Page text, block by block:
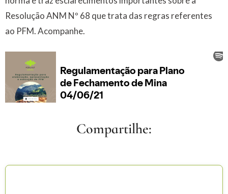
Resolução ANM Nº 68 que trata das regras referentes
ao PFM. Acompanhe.
Compartilhe: